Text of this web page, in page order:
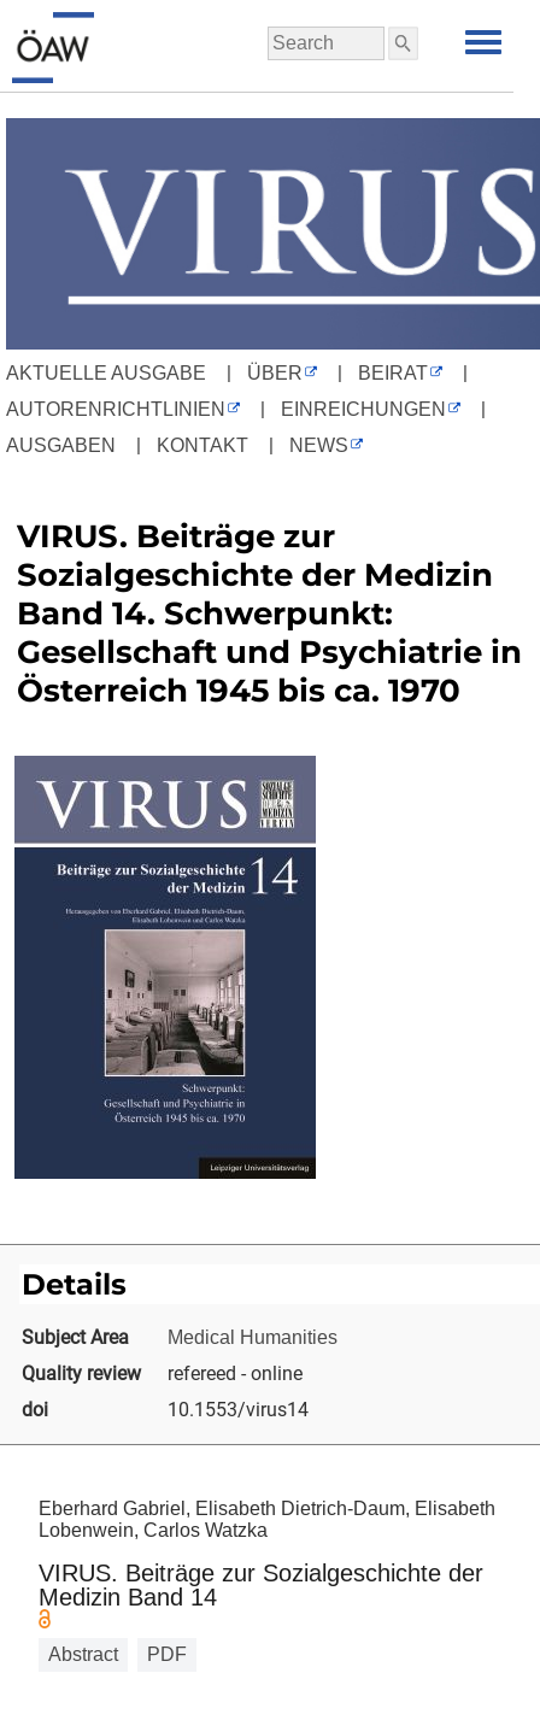
AKTUELLE AUSGABE | ÜBER | BEIRAT |
AUTORENRICHTLINIEN | EINREICHUNGEN |
AUSGABEN | KONTAKT | NEWS
VIRUS. Beiträge zur
Sozialgeschichte der Medizin
Band 14. Schwerpunkt:
Gesellschaft und Psychiatrie in
Österreich 1945 bis ca. 1970
Details
Subject Area Medical Humanities
Quality review
refereed - online
doi
10.1553/virus14
Eberhard Gabriel, Elisabeth Dietrich-Daum, Elisabeth
Lobenwein, Carlos Watzka
VIRUS. Beiträge zur Sozialgeschichte der
Medizin Band 14
Abstract PDF